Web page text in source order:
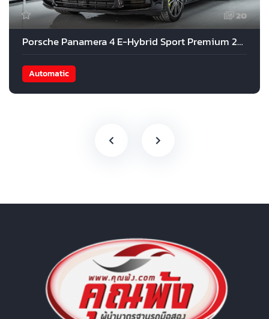
20
Porsche Panamera 4 E-Hybrid Sport Premium 2017
Automatic